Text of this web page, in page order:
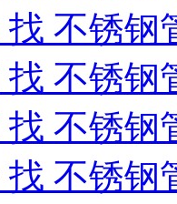
找 不锈钢
找 不锈钢
找 不锈钢
找 不锈钢